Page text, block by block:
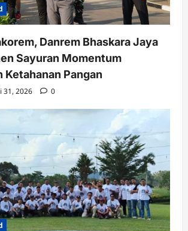
Danrem Bhaskara Jaya
Sayuran Momentum
Ketahanan Pangan
31, 2026 0